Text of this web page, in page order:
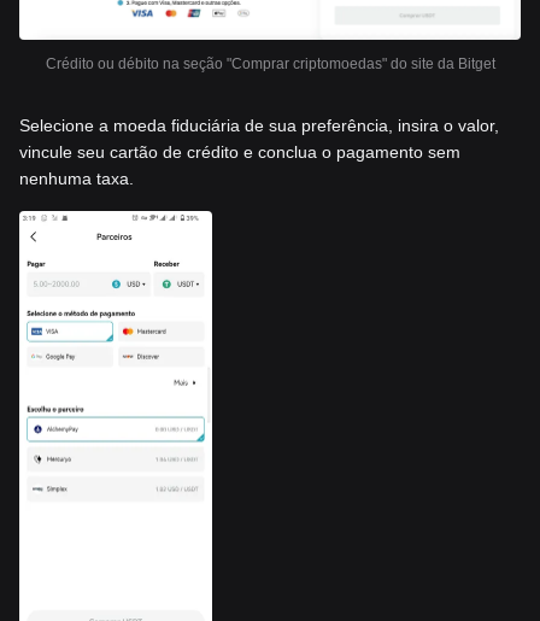
Crédito ou débito na seção "Comprar criptomoedas" do site da Bitget
Selecione a moeda fiduciária de sua preferência, insira o valor,
vincule seu cartão de crédito e conclua o pagamento sem
nenhuma taxa.